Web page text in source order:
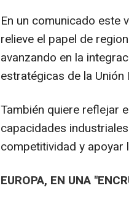
En un comunicado este
relieve el papel de
avanzando en la
estratégicas de la Unión
También quiere reflejar
capacidades
competitividad y apoyar
EUROPA, EN UNA